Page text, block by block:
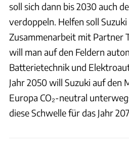
soll sich dann bis 2030 auch
verdoppeln. Helfen soll
Zusammenarbeit mit Partner
will man auf den Feldern
Batterietechnik und
Jahr 2050 will Suzuki auf den
Europa CO₂-neutral
diese Schwelle für das Jahr